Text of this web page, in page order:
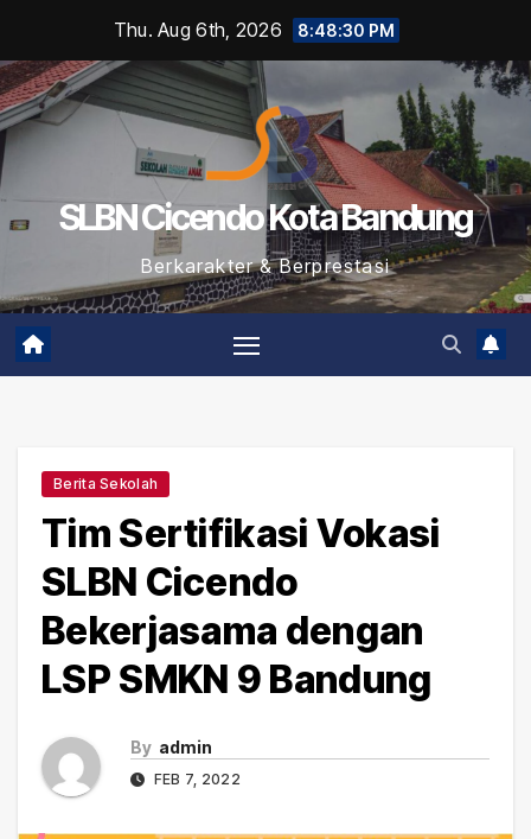
content
Thu. Aug 6th, 2026 8:48:31 PM
SLBN Cicendo Kota Bandung
Berkarakter & Berprestasi
Berita Sekolah
Tim Sertifikasi Vokasi
SLBN Cicendo
Bekerjasama dengan
LSP SMKN 9 Bandung
By admin
FEB 7, 2022